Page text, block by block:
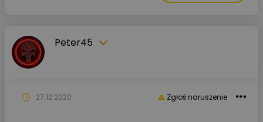
Peter45
Zgłoś naruszenie
27.12.2020